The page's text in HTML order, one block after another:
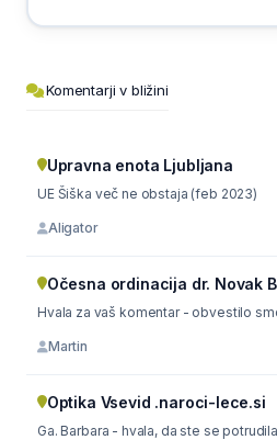
Komentarji v bližini
Upravna enota Ljubljana
UE Šiška več ne obstaja (feb 2023)
Aligator
Očesna ordinacija dr. Novak
Hvala za vaš komentar - obvestilo
Martin
Optika Vsevid .naroci-lece.si
Ga. Barbara - hvala, da ste se